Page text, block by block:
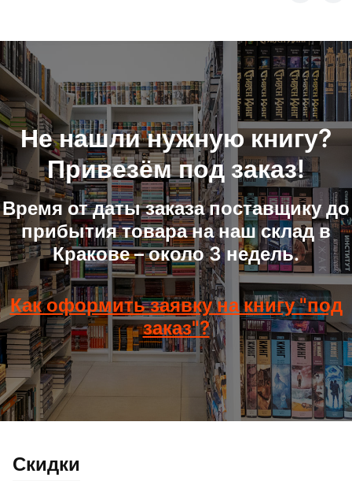
Не нашли нужную книгу?
Привезём под заказ!
Время от даты заказа поставщику до
прибытия товара на наш склад в
Кракове – около 3 недель.
Как оформить заявку на книгу "под
заказ"?
Скидки